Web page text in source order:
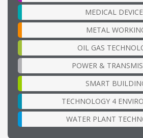
MEDICAL
METAL
OIL GAS
POWER &
SMART
TECHNOLOGY 4
WATER PLANT